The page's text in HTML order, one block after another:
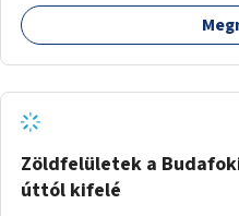
Zöldfelületek a
úttól kifelé